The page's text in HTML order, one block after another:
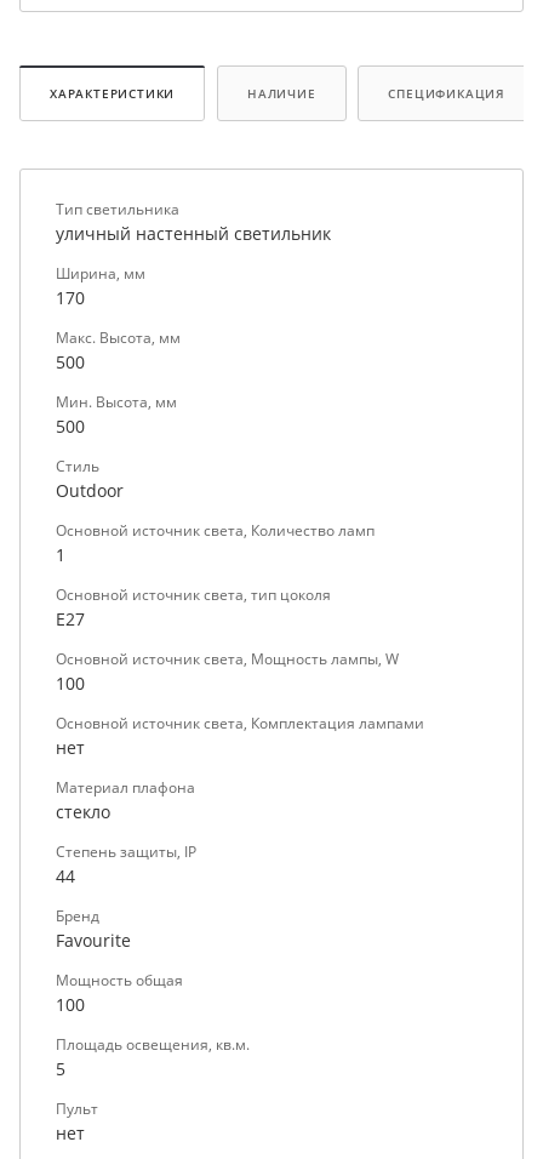
ХАРАКТЕРИСТИКИ НАЛИЧИЕ СПЕЦИФИКАЦИЯ
Тип светильника
уличный настенный светильник
Ширина, мм
170
Макс. Высота, мм
500
Мин. Высота, мм
500
Стиль
Outdoor
Основной источник света, Количество ламп
1
Основной источник света, тип цоколя
E27
Основной источник света, Мощность лампы, W
100
Основной источник света, Комплектация лампами
нет
Материал плафона
стекло
Степень защиты, IP
44
Бренд
Favourite
Мощность общая
100
Площадь освещения, кв.м.
5
Пульт
нет